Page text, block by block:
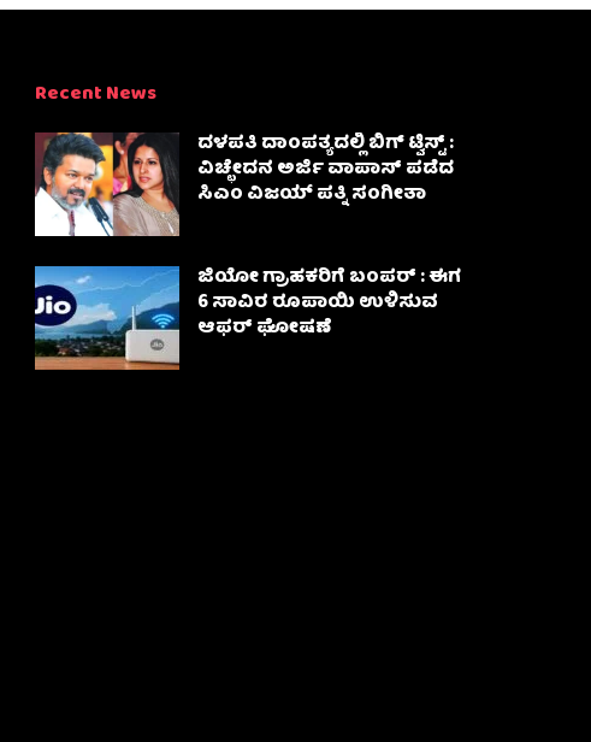
Recent News
ದಳಪತಿ ದಾಂಪತ್ಯದಲ್ಲಿ ಬಿಗ್ ಟ್ವಿಸ್ಟ್ :
ವಿಚ್ಛೇದನ ಅರ್ಜಿ ವಾಪಾಸ್‌ ಪಡೆದ
ಸಿಎಂ ವಿಜಯ್ ಪತ್ನಿ ಸಂಗೀತಾ‌
ಜಿಯೋ ಗ್ರಾಹಕರಿಗೆ ಬಂಪರ್ : ಈಗ
6 ಸಾವಿರ ರೂಪಾಯಿ ಉಳಿಸುವ
ಆಫರ್ ಘೋಷಣೆ